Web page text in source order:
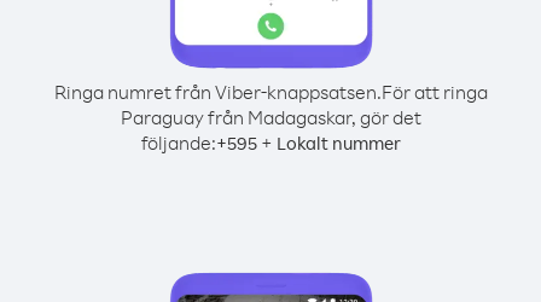
Ringa numret från Viber-knappsatsen.För att ringa
Paraguay från Madagaskar, gör det
följande:+595+ Lokalt nummer